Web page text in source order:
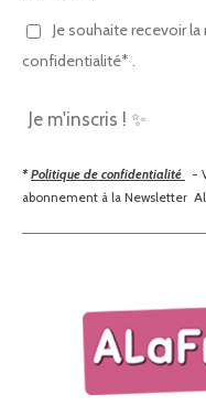
Je souhaite recevoir
confidentialité* .
Je m'inscris ! ✨
* Politique de confidentialité
-
abonnement à la Newsletter